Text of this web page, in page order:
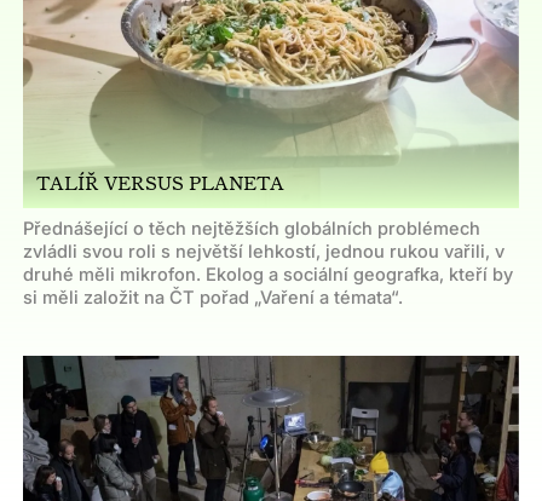
TALÍŘ VERSUS PLANETA
Přednášející o těch nejtěžších globálních problémech
zvládli svou roli s největší lehkostí, jednou rukou vařili, v
druhé měli mikrofon. Ekolog a sociální geografka, kteří by
si měli založit na ČT pořad „Vaření a témata“.